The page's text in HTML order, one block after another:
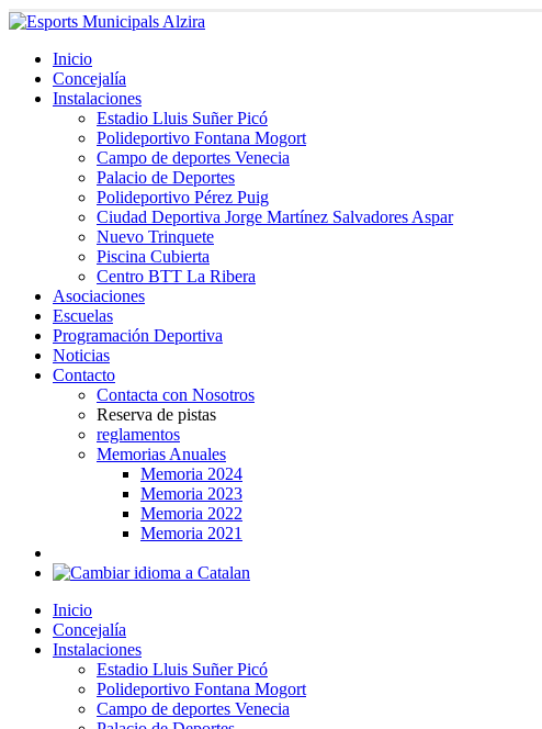
Inicio
Concejalía
Instalaciones
Estadio Lluis Suñer Picó
Polideportivo Fontana Mogort
Campo de deportes Venecia
Palacio de Deportes
Polideportivo Pérez Puig
Ciudad Deportiva Jorge Martínez Salvadores Aspar
Nuevo Trinquete
Piscina Cubierta
Centro BTT La Ribera
Asociaciones
Escuelas
Programación Deportiva
Noticias
Contacto
Contacta con Nosotros
Reserva de pistas
reglamentos
Memorias Anuales
Memoria 2024
Memoria 2023
Memoria 2022
Memoria 2021
Inicio
Concejalía
Instalaciones
Estadio Lluis Suñer Picó
Polideportivo Fontana Mogort
Campo de deportes Venecia